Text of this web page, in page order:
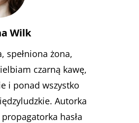
Wilk
spełniona żona,
czarną kawę,
i ponad wszystko
Autorka
hasła